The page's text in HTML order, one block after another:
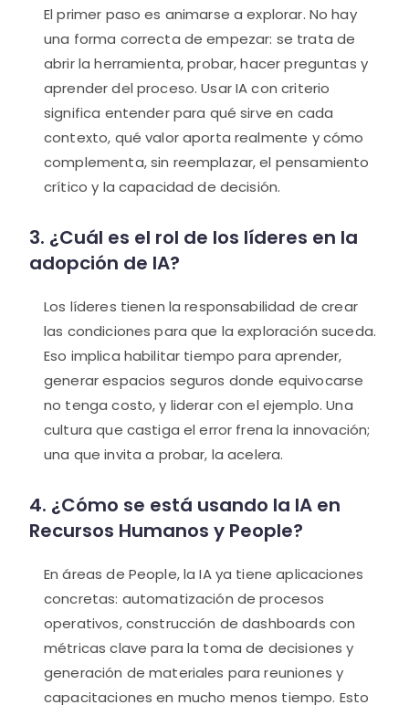
El primer paso es animarse a explorar. No hay
una forma correcta de empezar: se trata de
abrir la herramienta, probar, hacer preguntas y
aprender del proceso. Usar IA con criterio
significa entender para qué sirve en cada
contexto, qué valor aporta realmente y cómo
complementa, sin reemplazar, el pensamiento
crítico y la capacidad de decisión.
3. ¿Cuál es el rol de los líderes en la
adopción de IA?
Los líderes tienen la responsabilidad de crear
las condiciones para que la exploración suceda.
Eso implica habilitar tiempo para aprender,
generar espacios seguros donde equivocarse
no tenga costo, y liderar con el ejemplo. Una
cultura que castiga el error frena la innovación;
una que invita a probar, la acelera.
4. ¿Cómo se está usando la IA en
Recursos Humanos y People?
En áreas de People, la IA ya tiene aplicaciones
concretas: automatización de procesos
operativos, construcción de dashboards con
métricas clave para la toma de decisiones y
generación de materiales para reuniones y
capacitaciones en mucho menos tiempo. Esto